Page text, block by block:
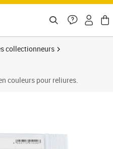
collectionneurs
couleurs pour reliures.